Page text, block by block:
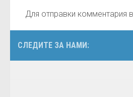
Для отправки комментария
СЛЕДИТЕ ЗА НАМИ: